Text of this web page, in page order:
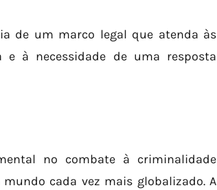
de um marco legal que atenda às
e à necessidade de uma resposta
no combate à criminalidade
cada vez mais globalizado. A